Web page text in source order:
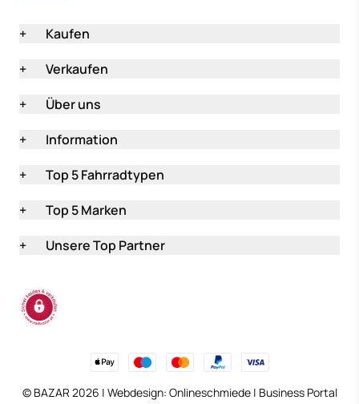
+
Kaufen
+
Verkaufen
+
Über uns
+
Information
+
Top 5 Fahrradtypen
+
Top 5 Marken
+
Unsere Top Partner
© BAZAR 2026 | Webdesign: Onlineschmiede (öffnet in neuem
| Business Portal